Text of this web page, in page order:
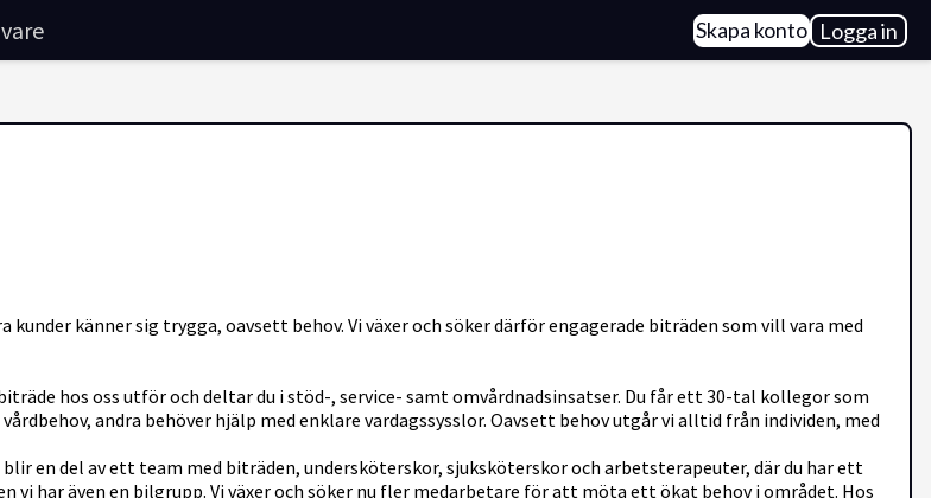
Skapa konto Logga in
känner sig trygga, oavsett behov. Vi växer och söker därför engagerade biträden som vill vara med
hos oss utför och deltar du i stöd-, service- samt omvårdnadsinsatser. Du får ett 30-tal kollegor som
andra behöver hjälp med enklare vardagssysslor. Oavsett behov utgår vi alltid från individen, med
en del av ett team med biträden, undersköterskor, sjuksköterskor och arbetsterapeuter, där du har ett
har även en bilgrupp. Vi växer och söker nu fler medarbetare för att möta ett ökat behov i området. Hos